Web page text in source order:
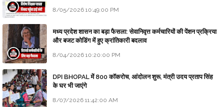
8/05/2026 10:49:00 PM
मध्य प्रदेश शासन का बड़ा फैसला: सेवानिवृत्त कर्मचारियों की पेंशन प्रक्रिया
और बजट कोडिंग में हुए क्रांतिकारी बदलाव
8/04/2026 10:20:00 PM
DPI BHOPAL में 800 कॉकरोच, आंदोलन शुरू, मंत्री उदय प्रताप सिंह
के घर भी जाएंगे
8/07/2026 11:42:00 AM